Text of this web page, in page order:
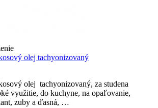
olej tachyonizovaný
olej tachyonizovaný, za studena
využitie, do kuchyne, na opaľovanie,
zuby a ďasná, …